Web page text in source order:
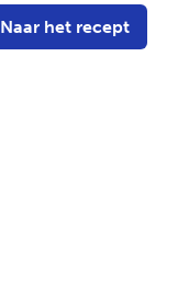
Naar het recept